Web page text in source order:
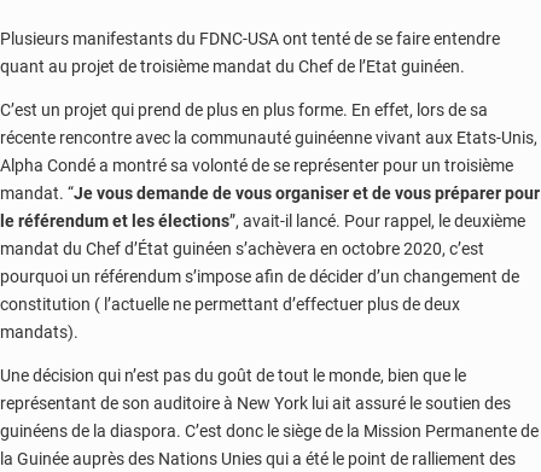
Plusieurs manifestants du FDNC-USA ont tenté de se faire entendre
quant au projet de troisième mandat du Chef de l’Etat guinéen.
C’est un projet qui prend de plus en plus forme. En effet, lors de sa
récente rencontre avec la communauté guinéenne vivant aux Etats-Unis,
Alpha Condé a montré sa volonté de se représenter pour un troisième
mandat. “Je vous demande de vous organiser et de vous préparer pour
le référendum et les élections”, avait-il lancé. Pour rappel, le deuxième
mandat du Chef d’État guinéen s’achèvera en octobre 2020, c’est
pourquoi un référendum s’impose afin de décider d’un changement de
constitution ( l’actuelle ne permettant d’effectuer plus de deux
mandats).
Une décision qui n’est pas du goût de tout le monde, bien que le
représentant de son auditoire à New York lui ait assuré le soutien des
guinéens de la diaspora. C’est donc le siège de la Mission Permanente de
la Guinée auprès des Nations Unies qui a été le point de ralliement des